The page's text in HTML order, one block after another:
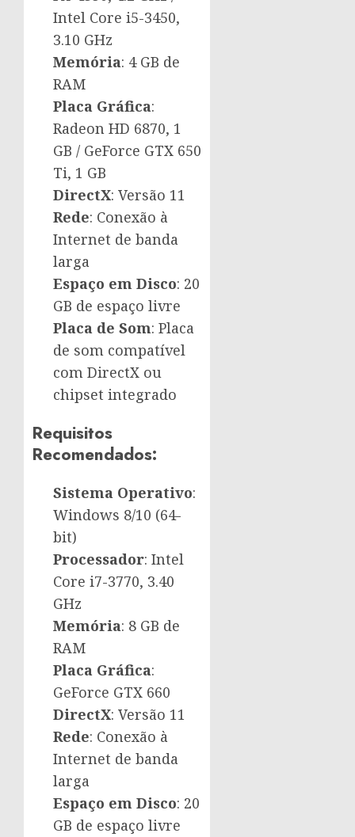
Intel Core i5-3450,
3.10 GHz
Memória: 4 GB de
RAM
Placa Gráfica:
Radeon HD 6870, 1
GB / GeForce GTX 650
Ti, 1 GB
DirectX: Versão 11
Rede: Conexão à
Internet de banda
larga
Espaço em Disco: 20
GB de espaço livre
Placa de Som: Placa
de som compatível
com DirectX ou
chipset integrado
Requisitos
Recomendados:
Sistema Operativo:
Windows 8/10 (64-
bit)
Processador: Intel
Core i7-3770, 3.40
GHz
Memória: 8 GB de
RAM
Placa Gráfica:
GeForce GTX 660
DirectX: Versão 11
Rede: Conexão à
Internet de banda
larga
Espaço em Disco: 20
GB de espaço livre